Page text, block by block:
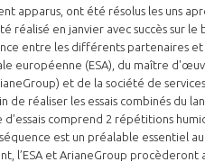
apparus, ont été résolus les uns
en janvier avec succès sur le
entre les différents partenaires et
européenne (ESA), du maître
et de la société de
de réaliser les essais combinés du
d'essais comprend 2 répétitions
est un préalable essentiel
l’ESA et ArianeGroup procèderont